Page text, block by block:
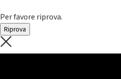
Per favore riprova.
Riprova
C'è un problema